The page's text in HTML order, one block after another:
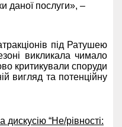
даної послуги», –
під Ратушею
викликала чимало
критикували споруди
вигляд та потенційну
дискусію “Не/рівності: